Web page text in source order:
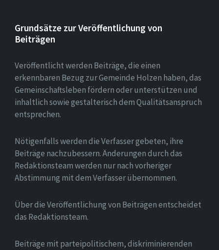
Grundsätze zur Veröffentlichung von
Beiträgen
Veröffentlicht werden Beiträge, die einen
erkennbaren Bezug zur Gemeinde Holzen haben, das
Gemeinschaftsleben fördern oder unterstützen und
inhaltlich sowie gestalterisch dem Qualitätsanspruch
entsprechen.
Nötigenfalls werden die Verfasser gebeten, ihre
Beiträge nachzubessern. Änderungen durch das
Redaktionsteam werden nur nach vorheriger
Abstimmung mit dem Verfasser übernommen.
Über die Veröffentlichung von Beiträgen entscheidet
das Redaktionsteam.
Beiträge mit parteipolitischem, diskriminierenden